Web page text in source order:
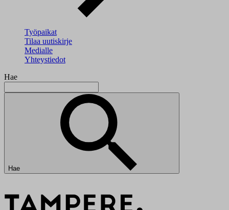
Työpaikat
Tilaa uutiskirje
Medialle
Yhteystiedot
Hae
Hae